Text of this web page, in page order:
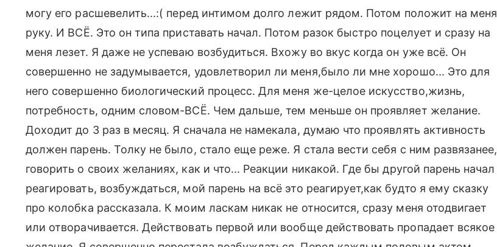
могу его расшевелить...:( перед интимом долго лежит рядом. Потом положит на меня
руку. И ВСЁ. Это он типа приставать начал. Потом разок быстро поцелует и сразу на
меня лезет. Я даже не успеваю возбудиться. Вхожу во вкус когда он уже всё. Он
совершенно не задумывается, удовлетворил ли меня,было ли мне хорошо... Это для
него совершенно биологический процесс. Для меня же-целое искусство,жизнь,
потребность, одним словом-ВСЁ. Чем дальше, тем меньше он проявляет желание.
Доходит до 3 раз в месяц. Я сначала не намекала, думаю что проявлять активность
должен парень. Толку не было, стало еще реже. Я стала вести себя с ним развязанее,
говорить о своих желаниях, как и что... Реакции никакой. Где бы другой парень начал
реагировать, возбуждаться, мой парень на всё это реагирует,как будто я ему сказку
про колобка рассказала. К моим ласкам никак не относится, сразу меня отодвигает
или отворачивается. Действовать первой или вообще действовать пропадает всякое